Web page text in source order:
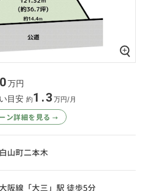
万円
目安約 1.3万円/月
ン詳細を見る→
山町二本木
阪線「大三」駅 徒歩5分